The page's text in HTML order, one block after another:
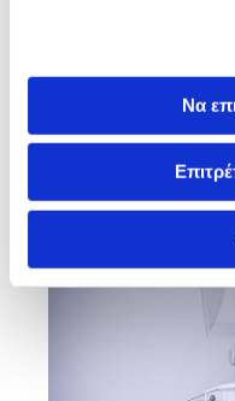
Να